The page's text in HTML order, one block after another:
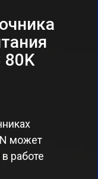
80K
может
работе